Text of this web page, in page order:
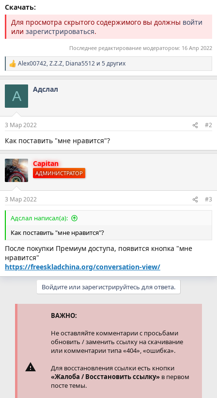
Скачать:
Для просмотра скрытого содержимого вы должны войти
или зарегистрироваться.
Последнее редактирование модератором: 16 Апр 2022
Р
е
Alex00742,Z.Z.Z, Diana5512 и 5 других
А Адслал
3 Мар 2022 #2
Как поставить "мне нравится"?
Capitan
АДМИНИСТРАТОР
3 Мар 2022 #3
Адслал написал(а):
Как поставить "мне нравится"?
После покупки Премиум доступа, появится кнопка "мне
нравится"
https://freeskladchina.org/conversation-view/
Войдите или зарегистрируйтесь для ответа.
ВАЖНО:
Не оставляйте комментарии с просьбами
обновить / заменить ссылку на скачивание
или комментарии типа «404», «ошибка».
Для восстановления ссылки есть кнопки
«Жалоба / Восстановить ссылку» в первом
посте темы.